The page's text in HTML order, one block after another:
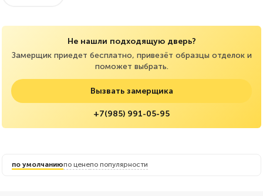
Не нашли подходящую дверь?
Замерщик приедет бесплатно, привезёт образцы отделок и
поможет выбрать.
Вызвать замерщика
+7(985) 991-05-95
по умолчаниюпо ценепо популярности